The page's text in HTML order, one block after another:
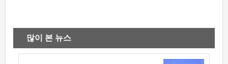
많이 본 뉴스